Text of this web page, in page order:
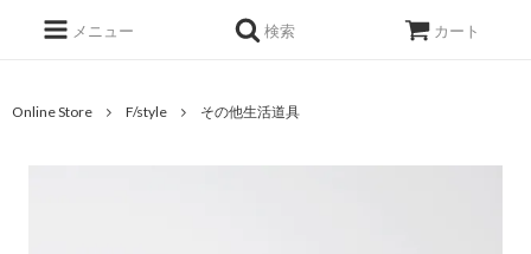
メニュー 検索 カート
Online Store F/style その他生活道具